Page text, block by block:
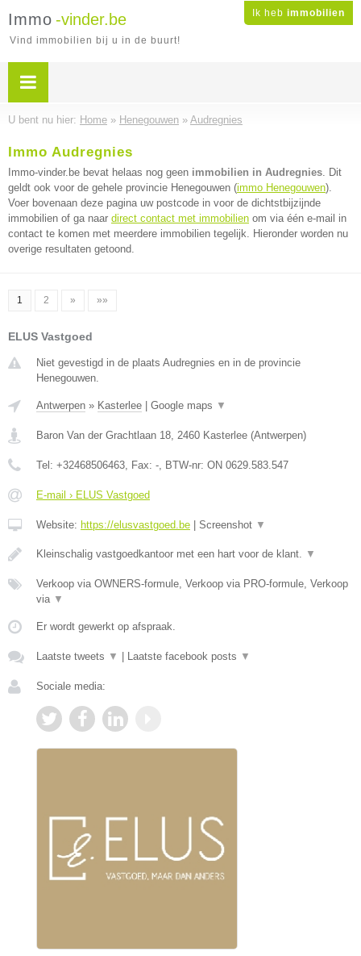
Ik heb immobilien
Immo -vinder.be
Vind immobilien bij u in de buurt!
U bent nu hier: Home » Henegouwen » Audregnies
Immo Audregnies
Immo-vinder.be bevat helaas nog geen immobilien in Audregnies. Dit
geldt ook voor de gehele provincie Henegouwen (immo Henegouwen).
Voer bovenaan deze pagina uw postcode in voor de dichtstbijzijnde
immobilien of ga naar direct contact met immobilien om via één e-mail in
contact te komen met meerdere immobilien tegelijk. Hieronder worden nu
overige resultaten getoond.
1 2 » »»
ELUS Vastgoed
Niet gevestigd in de plaats Audregnies en in de provincie
Henegouwen.
Antwerpen » Kasterlee Google maps ▼
Baron Van der Grachtlaan 18, 2460 Kasterlee (Antwerpen)
Tel: +32468506463, Fax: -, BTW-nr: ON 0629.583.547
E-mail › ELUS Vastgoed
Website: https://elusvastgoed.be Screenshot ▼
Kleinschalig vastgoedkantoor met een hart voor de klant. ▼
Verkoop via OWNERS-formule, Verkoop via PRO-formule, Verkoop
via ▼
Er wordt gewerkt op afspraak.
Laatste tweets ▼ Laatste facebook posts ▼
Sociale media: